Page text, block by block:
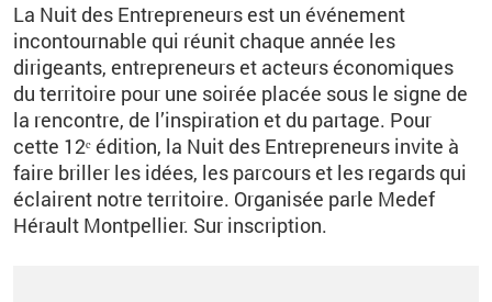
La Nuit des Entrepreneurs est un événement
incontournable qui réunit chaque année les
dirigeants, entrepreneurs et acteurs économiques
du territoire pour une soirée placée sous le signe de
la rencontre, de l’inspiration et du partage. Pour
cette 12ᵉ édition, la Nuit des Entrepreneurs invite à
faire briller les idées, les parcours et les regards qui
éclairent notre territoire. Organisée parle Medef
Hérault Montpellier. Sur inscription.